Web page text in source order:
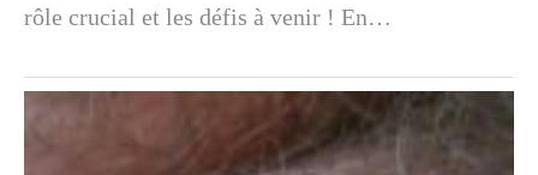
rôle crucial et les défis à venir ! En…